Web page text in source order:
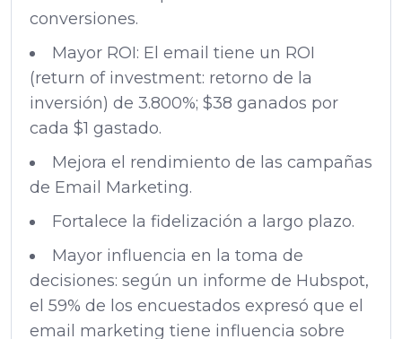
conversiones.
Mayor ROI: El email tiene un ROI
(return of investment: retorno de la
inversión) de 3.800%; $38 ganados por
cada $1 gastado.
Mejora el rendimiento de las campañas
de Email Marketing.
Fortalece la fidelización a largo plazo.
Mayor influencia en la toma de
decisiones: según un informe de Hubspot,
el 59% de los encuestados expresó que el
email marketing tiene influencia sobre